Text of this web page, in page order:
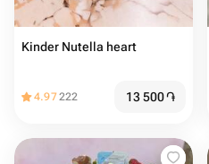
Kinder Nutella heart
4.97222 13 500֏